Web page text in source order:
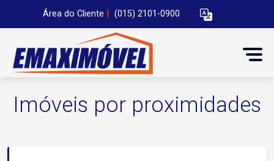
Área do Cliente (015) 2101-0900
Imóveis por proximidades